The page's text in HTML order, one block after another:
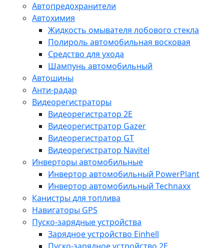
Автопредохранители
Автохимия
Жидкость омывателя лобового стекла
Полироль автомобильная восковая
Средство для ухода
Шампунь автомобильный
Автошины
Анти-радар
Видеорегистраторы
Видеорегистратор 2E
Видеорегистратор Gazer
Видеорегистратор GT
Видеорегистратор Navitel
Инверторы автомобильные
Инвертор автомобильный PowerPlant
Инвертор автомобильный Technaxx
Канистры для топлива
Навигаторы GPS
Пуско-зарядные устройства
Зарядное устройство Einhell